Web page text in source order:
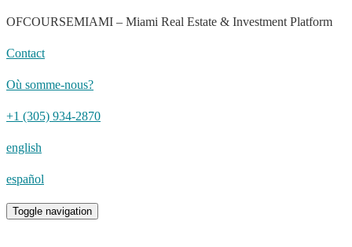
OFCOURSEMIAMI – Miami Real Estate & Investment Platform
Contact
Où somme-nous?
+1 (305) 934-2870
english
español
Toggle navigation